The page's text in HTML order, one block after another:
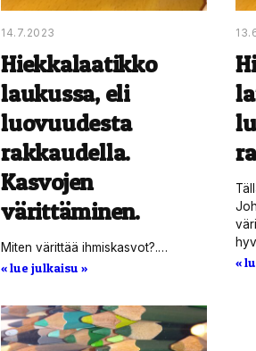
14.7.2023
Hiekkalaatikko
laukussa, eli
luovuudesta
rakkaudella.
Kasvojen
värittäminen.
Miten värittää ihmiskasvot?.…
« lue julkaisu »
«